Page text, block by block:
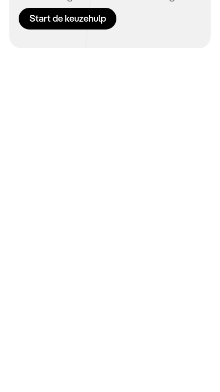
Start de keuzehulp